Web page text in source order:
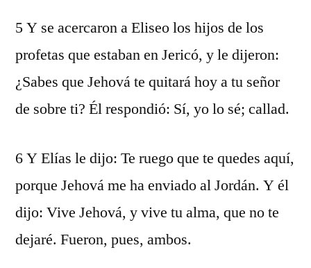
5 Y se acercaron a Eliseo los hijos de los
profetas que estaban en Jericó, y le dijeron:
¿Sabes que Jehová te quitará hoy a tu señor
de sobre ti? Él respondió: Sí, yo lo sé; callad.
6 Y Elías le dijo: Te ruego que te quedes aquí,
porque Jehová me ha enviado al Jordán. Y él
dijo: Vive Jehová, y vive tu alma, que no te
dejaré. Fueron, pues, ambos.